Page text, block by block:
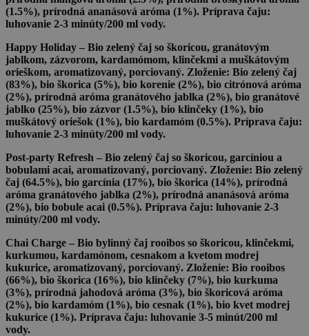
(1.5%), prírodná ananásová aróma (1%). Príprava čaju:
luhovanie 2-3 minúty/200 ml vody.
Happy Holiday – Bio zelený čaj so škoricou, granátovým
jablkom, zázvorom, kardamómom, klinčekmi a muškátovým
orieškom, aromatizovaný, porciovaný. Zloženie: Bio zelený čaj
(83%), bio škorica (5%), bio korenie (2%), bio citrónová aróma
(2%), prírodná aróma granátového jablka (2%), bio granátové
jablko (25%), bio zázvor (1.5%), bio klinčeky (1%), bio
muškátový oriešok (1%), bio kardamóm (0.5%). Príprava čaju:
luhovanie 2-3 minúty/200 ml vody.
Post-party Refresh – Bio zelený čaj so škoricou, garcíniou a
bobulami acai, aromatizovaný, porciovaný. Zloženie: Bio zelený
čaj (64.5%), bio garcínia (17%), bio škorica (14%), prírodná
aróma granátového jablka (2%), prírodná ananásová aróma
(2%), bio bobule acai (0.5%). Príprava čaju: luhovanie 2-3
minúty/200 ml vody.
Chai Charge – Bio bylinný čaj rooibos so škoricou, klinčekmi,
kurkumou, kardamónom, cesnakom a kvetom modrej
kukurice, aromatizovaný, porciovaný. Zloženie: Bio rooibos
(66%), bio škorica (16%), bio klinčeky (7%), bio kurkuma
(3%), prírodná jahodová aróma (3%), bio škoricová aróma
(2%), bio kardamóm (1%), bio cesnak (1%), bio kvet modrej
kukurice (1%). Príprava čaju: luhovanie 3-5 minút/200 ml
vody.